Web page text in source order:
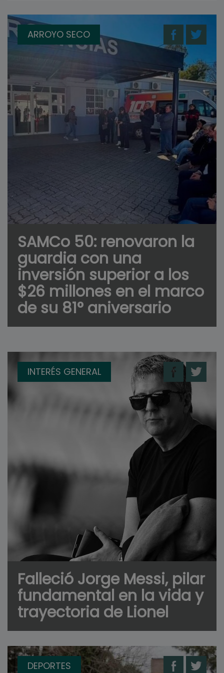
ARROYO SECO
SAMCo 50: renovaron la
guardia con una
inversión superior a los
$26 millones en el marco
de su 81° aniversario
INTERÉS GENERAL
Falleció Jorge Messi, pilar
fundamental en la vida y
trayectoria de Lionel
DEPORTES